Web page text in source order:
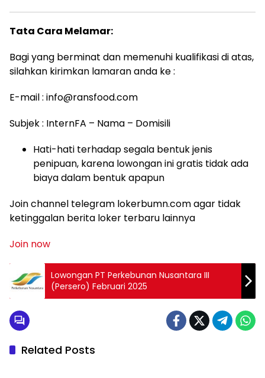
Tata Cara Melamar:
Bagi yang berminat dan memenuhi kualifikasi di atas,
silahkan kirimkan lamaran anda ke :
E-mail : info@ransfood.com
Subjek : InternFA – Nama – Domisili
Hati-hati terhadap segala bentuk jenis
penipuan, karena lowongan ini gratis tidak ada
biaya dalam bentuk apapun
Join channel telegram lokerbumn.com agar tidak
ketinggalan berita loker terbaru lainnya
Join now
Lowongan PT Perkebunan Nusantara III
(Persero) Februari 2025
Related Posts